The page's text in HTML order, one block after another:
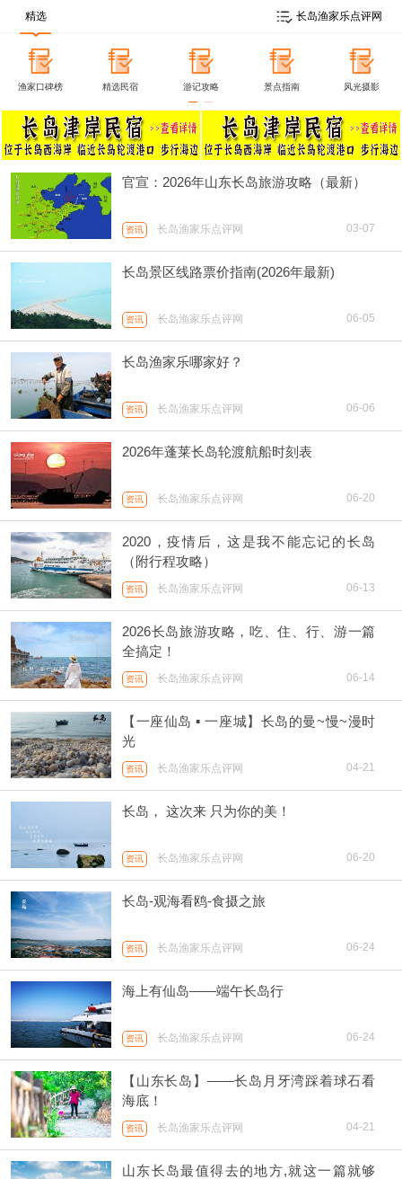
精选 长岛渔家乐点评网
渔家口碑榜 精选民宿 游记攻略 景点指南 风光摄影
官宣：2026年山东长岛旅游攻略（最新）
资讯 长岛渔家乐点评网 03-07
长岛景区线路票价指南(2026年最新)
资讯 长岛渔家乐点评网 06-05
长岛渔家乐哪家好？
资讯 长岛渔家乐点评网 06-06
2026年蓬莱长岛轮渡航船时刻表
资讯 长岛渔家乐点评网 06-20
2020，疫情后，这是我不能忘记的长岛
（附行程攻略）
资讯 长岛渔家乐点评网 06-13
2026长岛旅游攻略，吃、住、行、游一篇
全搞定！
资讯 长岛渔家乐点评网 06-14
【一座仙岛 ▪ 一座城】长岛的曼~慢~漫时
光
资讯 长岛渔家乐点评网 04-21
长岛， 这次来 只为你的美！
资讯 长岛渔家乐点评网 06-20
长岛-观海看鸥-食摄之旅
资讯 长岛渔家乐点评网 06-24
海上有仙岛——端午长岛行
资讯 长岛渔家乐点评网 06-24
【山东长岛】——长岛月牙湾踩着球石看
海底！
资讯 长岛渔家乐点评网 04-21
山东长岛最值得去的地方,就这一篇就够